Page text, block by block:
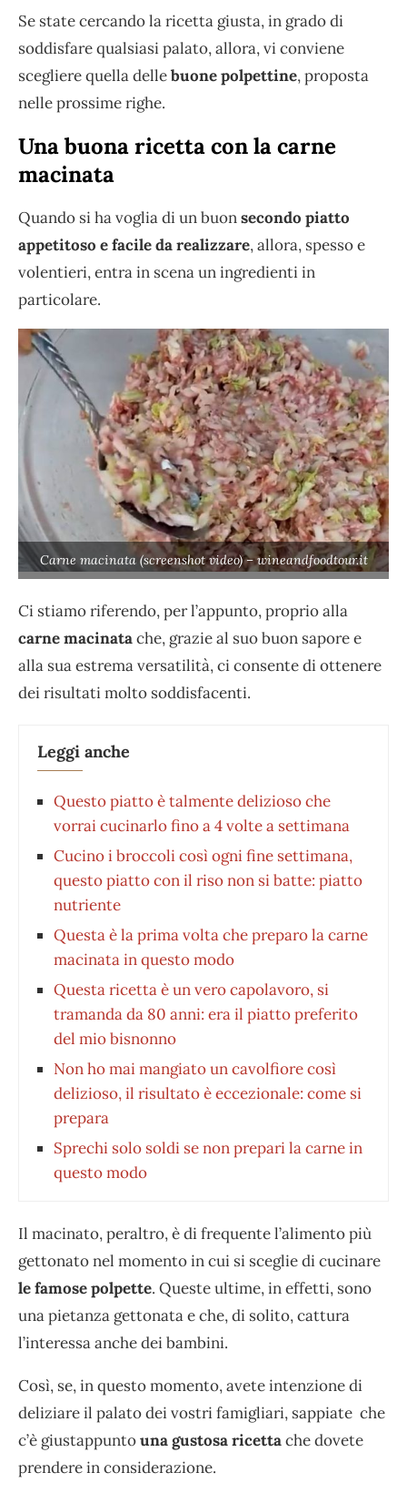
Se state cercando la ricetta giusta, in grado di
soddisfare qualsiasi palato, allora, vi conviene
scegliere quella dellebuone polpettine, proposta
nelle prossime righe.
Una buona ricetta con la carne
macinata
Quando si ha voglia di un buonsecondo piatto
appetitoso e facile da realizzare, allora, spesso e
volentieri, entra in scena un ingredienti in
particolare.
Carne macinata (screenshot video) – wineandfoodtour.it
Ci stiamo riferendo, per l’appunto, proprio alla
carne macinatache, grazie al suo buon sapore e
alla sua estrema versatilità, ci consente di ottenere
dei risultati molto soddisfacenti.
Leggi anche
Questo piatto è talmente delizioso che
vorrai cucinarlo fino a 4 volte a settimana
Cucino i broccoli così ogni fine settimana,
questo piatto con il riso non si batte: piatto
nutriente
Questa è la prima volta che preparo la carne
macinata in questo modo
Questa ricetta è un vero capolavoro, si
tramanda da 80 anni: era il piatto preferito
del mio bisnonno
Non ho mai mangiato un cavolfiore così
delizioso, il risultato è eccezionale: come si
prepara
Sprechi solo soldi se non prepari la carne in
questo modo
Il macinato, peraltro, è di frequente l’alimento più
gettonato nel momento in cui si sceglie di cucinare
le famose polpette. Queste ultime, in effetti, sono
una pietanza gettonata e che, di solito, cattura
l’interessa anche dei bambini.
Così, se, in questo momento, avete intenzione di
deliziare il palato dei vostri famigliari, sappiate che
c’è giustappuntouna gustosa ricettache dovete
prendere in considerazione.